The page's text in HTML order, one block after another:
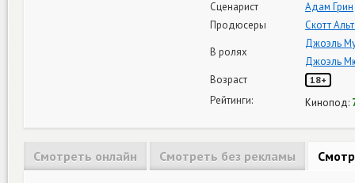
Сценарист
Адам Грин
Продюсеры
Скотт
В ролях
Джоэль
Джоэль
Возраст
18+
Рейтинги: Кинопод:
Смотреть онлайн Смотреть без рекламы